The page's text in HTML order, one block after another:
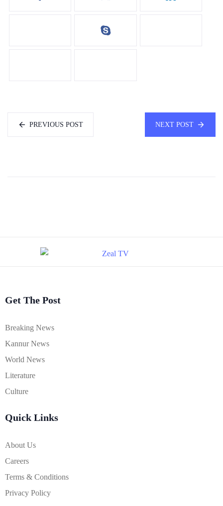
PREVIOUS POST NEXT POST
Get The Post
Breaking News
Kannur News
World News
Literature
Culture
Quick Links
About Us
Careers
Terms & Conditions
Privacy Policy